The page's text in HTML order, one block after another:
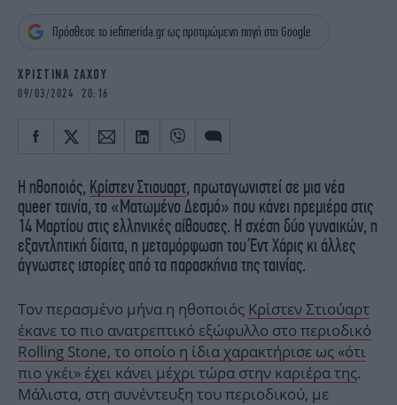
OSCARS
THE OCEAN
Πρόσθεσε το iefimerida.gr ως προτιμώμενη πηγή στη Google
ΧΡΙΣΤΙΝΑ ΖΑΧΟΥ
09/03/2024 20:16
Η ηθοποιός, Κρίστεν Στιουαρτ, πρωταγωνιστεί σε μια νέα
queer ταινία, το «Ματωμένο Δεσμό» που κάνει πρεμιέρα στις
14 Μαρτίου στις ελληνικές αίθουσες. Η σχέση δύο γυναικών, η
εξαντλητική δίαιτα, η μεταμόρφωση του Έντ Χάρις κι άλλες
άγνωστες ιστορίες από τα παρασκήνια της ταινίας.
Τον περασμένο μήνα η ηθοποιός Κρίστεν Στιούαρτ
έκανε το πιο ανατρεπτικό εξώφυλλο στο περιοδικό
Rolling Stone, το οποίο η ίδια χαρακτήρισε ως «ότι
πιο γκέι» έχει κάνει μέχρι τώρα στην καριέρα της.
Μάλιστα, στη συνέντευξη του περιοδικού, με